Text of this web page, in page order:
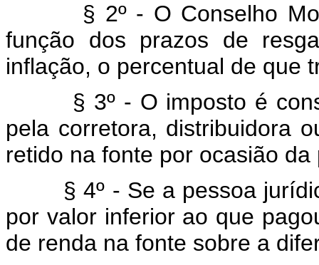
§ 2º - O Conselho
função dos prazos de
inflação, o percentual de que
§ 3º - O imposto é
pela corretora, distribuidora
retido na fonte por ocasião
§ 4º - Se a pessoa
por valor inferior ao que
de renda na fonte sobre a